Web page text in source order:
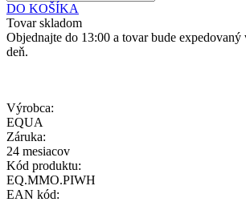
DO KOŠÍKA
Tovar skladom
Objednajte do 13:00 a tovar bude
deň.
Výrobca:
EQUA
Záruka:
24 mesiacov
Kód produktu:
EQ.MMO.PIWH
EAN kód: